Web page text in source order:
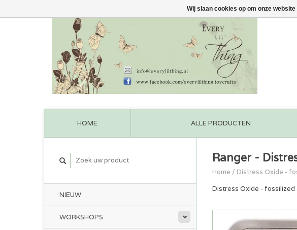
HOME ALLE PRODUCTEN
NIEUW
WORKSHOPS
Ranger -
Home / Distress Oxide -
Distress Oxide - fossilized
Wij slaan cookies op om onze